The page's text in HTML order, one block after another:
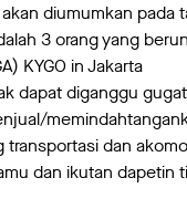
diumumkan pada
3 orang yang
KYGO in Jakarta
dapat diganggu
transportasi dan
dan ikutan dapetin